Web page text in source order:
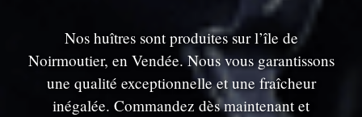
Nos huîtres sont produites sur l’île de
Noirmoutier, en Vendée. Nous vous garantissons
une qualité exceptionnelle et une fraîcheur
inégalée. Commandez dès maintenant et